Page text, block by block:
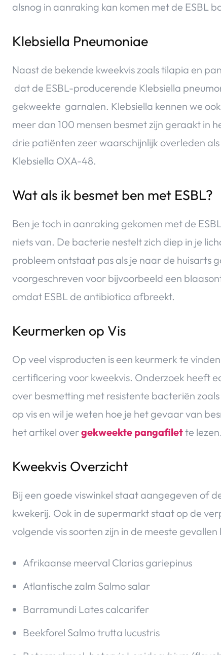
alsnog in aanraking kan komen met de ESBL
Klebsiella Pneumoniae
Naast de bekende kweekvis zoals tilapia en
dat de ESBL-producerende Klebsiella
gekweekte garnalen. Klebsiella kennen we
meer dan 100 mensen besmet zijn geraakt in
drie patiënten zeer waarschijnlijk overleden
Klebsiella OXA-48.
Wat als ik besmet ben met ESBL?
Ben je toch in aanraking gekomen met de
niets van. De bacterie nestelt zich diep in je
probleem ontstaat pas als je naar de huisarts
voorgeschreven voor bijvoorbeeld een
omdat ESBL de antibiotica afbreekt.
Keurmerken op Vis
Op veel visproducten is een keurmerk te
certificering voor kweekvis. Onderzoek heeft
over besmetting met resistente bacteriën
op vis en wil je weten hoe je het gevaar van
het artikel overgekweekte pangafilette lezen.
Kweekvis Overzicht
Bij een goede viswinkel staat aangegeven of
kwekerij. Ook in de supermarkt staat op de
volgende vis soorten zijn in de meeste gevallen
Afrikaanse meerval Clarias gariepinus
Atlantische zalm Salmo salar
Barramundi Lates calcarifer
Beekforel Salmo trutta lucustris